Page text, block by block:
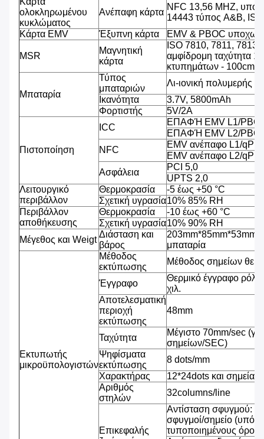
ολοκληρωμένου
κυκλώματος
Ανέπαφη κάρτα
NFC 13,56 MHZ,
14443 τύπος A&B,
Κάρτα EMV
Έξυπνη κάρτα EMV & PBOC
MSR
Μαγνητική
κάρτα
ISO 7810, 7811, 7813
αμφίδρομη ταχύτητα
κτυπημάτων - 100cm/
Μπαταρία
Τύπος
μπαταριών
Λι-ιονική πολυμερής
Ικανότητα
3.7V, 5800mAh
Φορτιστής
5V/2A
Πιστοποίηση
ICC
ΕΠΑΦΉ EMV L1/
ΕΠΑΦΉ EMV L2/
NFC
EMV ανέπαφο L1/
EMV ανέπαφο L2/
Ασφάλεια
PCI 5,0
UPTS 2,0
Λειτουργικό
περιβάλλον
Θερμοκρασία
-5 έως +50 °C
Σχετική υγρασία10% 85% RH
Περιβάλλον
αποθήκευσης
Θερμοκρασία
-10 έως +60 °C
Σχετική υγρασία10% 90% RH
Μέγεθος και Weigt
Διάσταση και
βάρος
203mm*85mm*53mm,
μπαταρία
Εκτυπωτής
μικροϋπολογιστών
Μέθοδος
εκτύπωσης
Μέθοδος σημείων
Έγγραφο
Θερμικό έγγραφο
χιλ.
Αποτελεσματική
περιοχή
εκτύπωσης
48mm
Ταχύτητα
Μέγιστο 70mm/sec
σημείων/SEC)
Ψηφίσματα
εκτύπωσης
8 dots/mm
Χαρακτήρας
12*24dots και σημεία
Αριθμός
στηλών
32columns/line
Επικεφαλής
Αντίσταση σφυγμού:
σφυγμοί/σημείο (υπό
τυποποιημένους